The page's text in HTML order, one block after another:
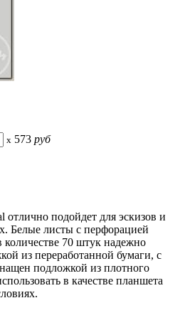
x 573 руб
отлично подойдет для эскизов и
Белые листы с перфорацией
70 штук надежно
из переработанной бумаги, с
подложкой из плотного
в качестве планшета